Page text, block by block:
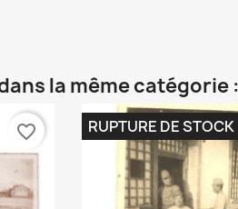
la même catégorie :
favorite_border RUPTURE DE STOCK